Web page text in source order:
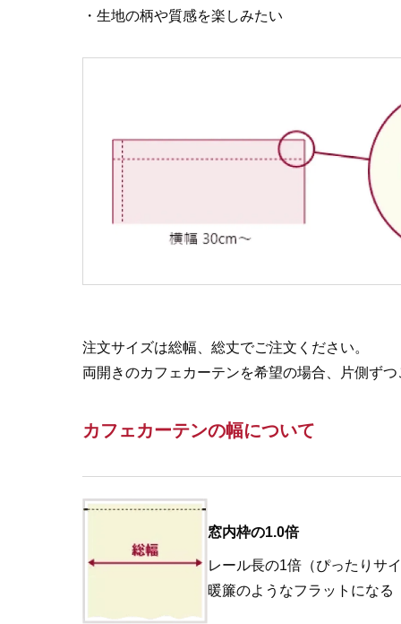
・生地の柄や質感を楽しみたい
注文サイズは総幅、総丈でご注文ください。
両開きのカフェカーテンを希望の場合、片側ず
カフェカーテンの幅について
窓内枠の1.0倍
レール長の1倍（ぴったりサ
暖簾のようなフラットになる